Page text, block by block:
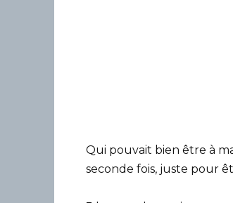
Qui pouvait bien être à
seconde fois, juste pour